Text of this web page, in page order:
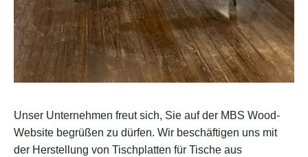
Unser Unternehmen freut sich, Sie auf der MBS Wood-
Website begrüßen zu dürfen. Wir beschäftigen uns mit
der Herstellung von Tischplatten für Tische aus